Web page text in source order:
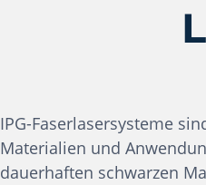
IPG-Faserlasersysteme
Materialien und
dauerhaften schwarzen